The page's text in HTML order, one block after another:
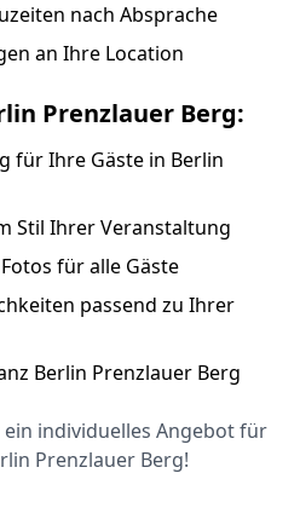
nach Absprache
an Ihre Location
Prenzlauer Berg:
für Ihre Gäste in Berlin
Stil Ihrer Veranstaltung
für alle Gäste
passend zu Ihrer
Berlin Prenzlauer Berg
individuelles Angebot für
Prenzlauer Berg!